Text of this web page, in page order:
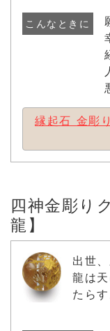
こんなときに
縁起石 金彫
四神金彫り
龍】
出世
龍は
たらす